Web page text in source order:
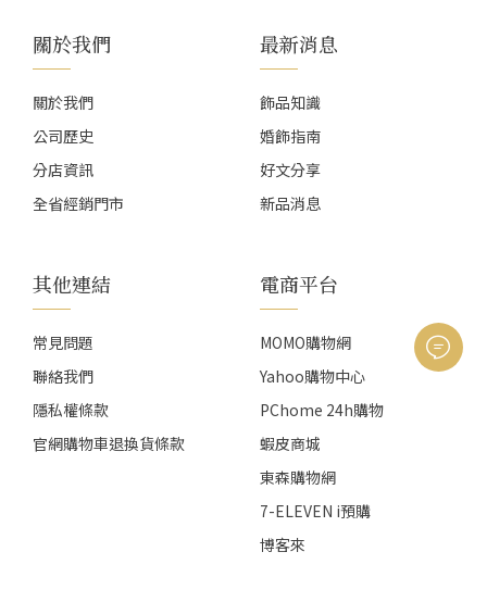
關於我們
關於我們
公司歷史
分店資訊
全省經銷門市
最新消息
飾品知識
婚飾指南
好文分享
新品消息
其他連結
常見問題
聯絡我們
隱私權條款
官網購物車退換貨條款
電商平台
MOMO購物網
Yahoo購物中心
PChome 24h購物
蝦皮商城
東森購物網
7-ELEVEN i預購
博客來